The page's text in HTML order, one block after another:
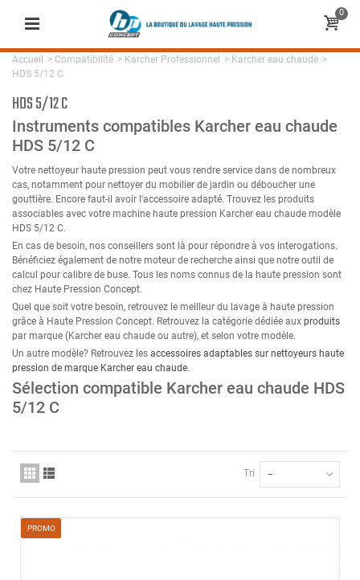
0
Accueil > Compatibilité > Karcher Professionnel > Karcher eau chaude >
HDS 5/12 C
HDS 5/12 C
Instruments compatibles Karcher eau chaude
HDS 5/12 C
Votre nettoyeur haute pression peut vous rendre service dans de nombreux
cas, notamment pour nettoyer du mobilier de jardin ou déboucher une
gouttière. Encore faut-il avoir l'accessoire adapté. Trouvez les produits
associables avec votre machine haute pression Karcher eau chaude modèle
HDS 5/12 C.
En cas de besoin, nos conseillers sont là pour répondre à vos interogations.
Bénéficiez également de notre moteur de recherche ainsi que notre outil de
calcul pour calibre de buse. Tous les noms connus de la haute pression sont
chez Haute Pression Concept.
Quel que soit votre besoin, retrouvez le meilleur du lavage à haute pression
grâce à Haute Pression Concept. Retrouvez la catégorie dédiée aux produits
par marque (Karcher eau chaude ou autre), et selon votre modèle.
Un autre modèle? Retrouvez les accessoires adaptables sur nettoyeurs haute
pression de marque Karcher eau chaude.
Sélection compatible Karcher eau chaude HDS
5/12 C
Tri --
PROMO